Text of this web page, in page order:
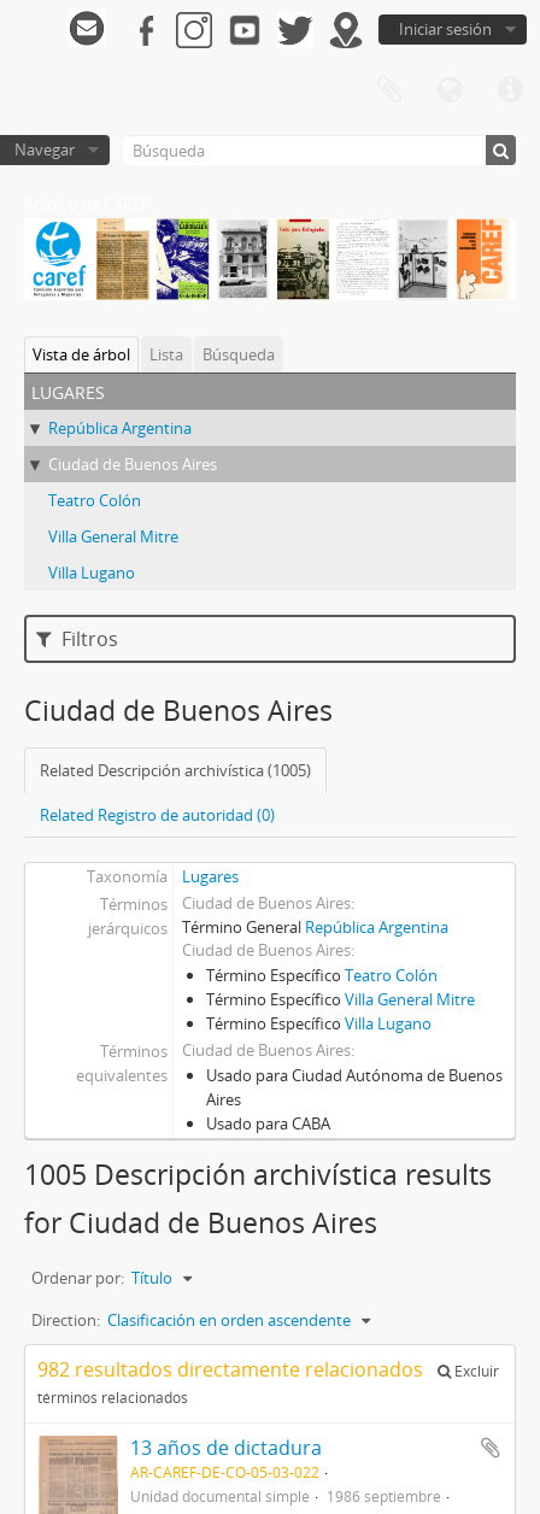
Iniciar sesión
Navegar
Vista de árbol Lista Búsqueda
lugares
República Argentina
Ciudad de Buenos Aires
Teatro Colón
Villa General Mitre
Villa Lugano
Filtros
Ciudad de Buenos Aires
Related Descripción archivística (1005)
Related Registro de autoridad (0)
Taxonomía
Lugares
Términos
jerárquicos
Ciudad de Buenos Aires
Término General República Argentina
Ciudad de Buenos Aires
Término Específico Teatro Colón
Término Específico Villa General Mitre
Término Específico Villa Lugano
Términos
equivalentes
Ciudad de Buenos Aires
Usado para Ciudad Autónoma de Buenos
Aires
Usado para CABA
1005 Descripción archivística results
for Ciudad de Buenos Aires
Ordenar por: Título
Direction: Clasificación en orden ascendente
982 resultados directamente relacionados
Excluir
términos relacionados
13 años de dictadura
AR-CAREF-DE-CO-05-03-022
Unidad documental simple
1986 septiembre